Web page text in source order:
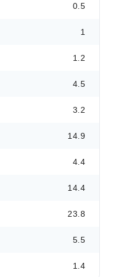
0.5
1
1.2
4.5
3.2
14.9
4.4
14.4
23.8
5.5
1.4